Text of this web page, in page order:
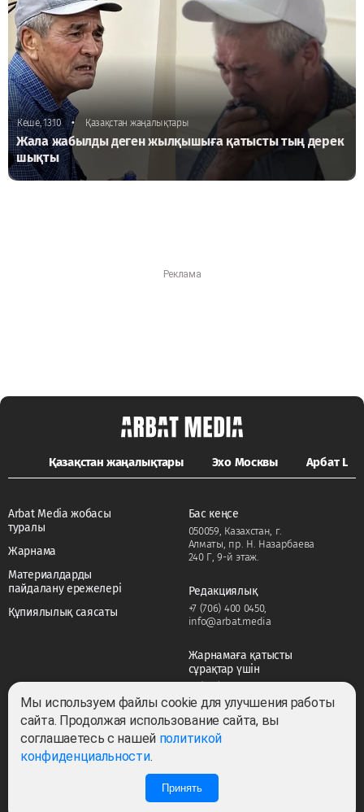
Кеше, 13:10 • Қазақстан жаңалықтары
Жала жабылды деген жылқышыға қатысты тың дерек
шықты
Қазақстан жаңалықтары Эхо Москвы Арбат LIFE
Arbat Media жобасы
туралы
Жарнама
Материалдарды
пайдалану ережелері
Құпиялылық саясаты
Бас кеңсе
050059, Казахстан, г.
Алматы, пр. Н. Назарбаева
240 Г, 9-й этаж.
Редакциялық
+7 (706) 400 0450,
info@arbat.media
Жарнамаға қатысты
сұрақтар үшін
adv@arbat.media
Барлық құқықтар сақталған ©2022-2026. Собственник — ТОО «ARBAT MEDIA
Мы используем файлы cookie для улучшения работы
сайта. Продолжая использование сайта, вы
соглашаетесь с нашей политикой
конфиденциальности.
Принять